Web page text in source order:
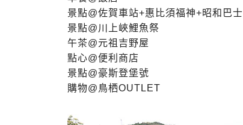
景點@佐賀車站+惠比須福神+昭和巴士
景點@川上峽鯉魚祭
午茶@元祖吉野屋
點心@便利商店
景點@豪斯登堡號
購物@鳥栖OUTLET